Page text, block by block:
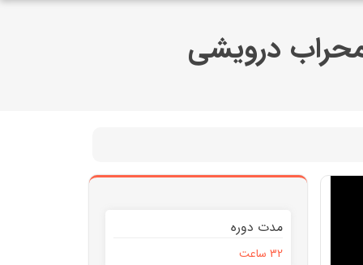
درویشی
مدت دوره
32 ساعت